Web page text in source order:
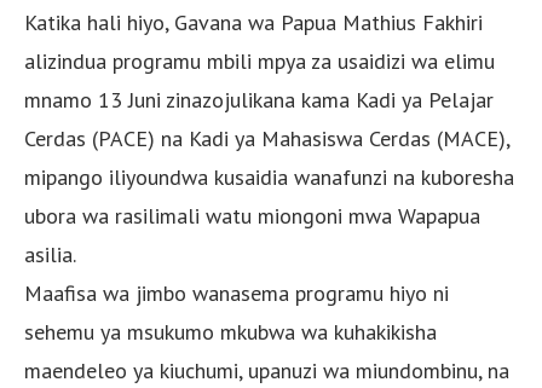
Katika hali hiyo, Gavana wa Papua Mathius Fakhiri
alizindua programu mbili mpya za usaidizi wa elimu
mnamo 13 Juni zinazojulikana kama Kadi ya Pelajar
Cerdas (PACE) na Kadi ya Mahasiswa Cerdas (MACE),
mipango iliyoundwa kusaidia wanafunzi na kuboresha
ubora wa rasilimali watu miongoni mwa Wapapua
asilia.
Maafisa wa jimbo wanasema programu hiyo ni
sehemu ya msukumo mkubwa wa kuhakikisha
maendeleo ya kiuchumi, upanuzi wa miundombinu, na